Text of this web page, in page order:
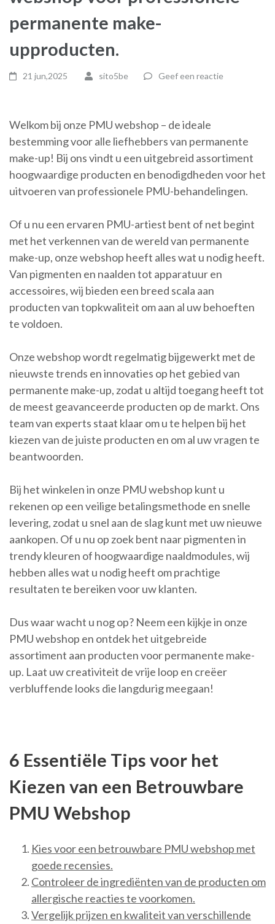
permanente make-
upproducten.
21 jun,2025 sito5be Geef een reactie
Welkom bij onze PMU webshop – de ideale
bestemming voor alle liefhebbers van permanente
make-up! Bij ons vindt u een uitgebreid assortiment
hoogwaardige producten en benodigdheden voor het
uitvoeren van professionele PMU-behandelingen.
Of u nu een ervaren PMU-artiest bent of net begint
met het verkennen van de wereld van permanente
make-up, onze webshop heeft alles wat u nodig heeft.
Van pigmenten en naalden tot apparatuur en
accessoires, wij bieden een breed scala aan
producten van topkwaliteit om aan al uw behoeften
te voldoen.
Onze webshop wordt regelmatig bijgewerkt met de
nieuwste trends en innovaties op het gebied van
permanente make-up, zodat u altijd toegang heeft tot
de meest geavanceerde producten op de markt. Ons
team van experts staat klaar om u te helpen bij het
kiezen van de juiste producten en om al uw vragen te
beantwoorden.
Bij het winkelen in onze PMU webshop kunt u
rekenen op een veilige betalingsmethode en snelle
levering, zodat u snel aan de slag kunt met uw nieuwe
aankopen. Of u nu op zoek bent naar pigmenten in
trendy kleuren of hoogwaardige naaldmodules, wij
hebben alles wat u nodig heeft om prachtige
resultaten te bereiken voor uw klanten.
Dus waar wacht u nog op? Neem een kijkje in onze
PMU webshop en ontdek het uitgebreide
assortiment aan producten voor permanente make-
up. Laat uw creativiteit de vrije loop en creëer
verbluffende looks die langdurig meegaan!
6 Essentiële Tips voor het
Kiezen van een Betrouwbare
PMU Webshop
Kies voor een betrouwbare PMU webshop met
goede recensies.
Controleer de ingrediënten van de producten om
allergische reacties te voorkomen.
Vergelijk prijzen en kwaliteit van verschillende